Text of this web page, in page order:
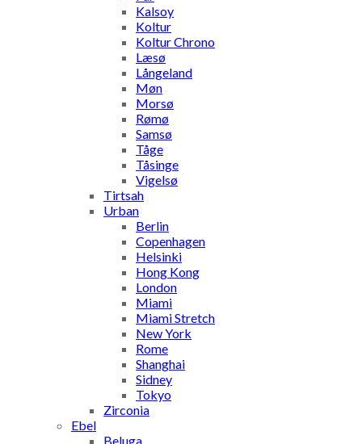
Kalsoy
Koltur
Koltur Chrono
Læsø
Långeland
Møn
Morsø
Rømø
Samsø
Tåge
Tåsinge
Vigelsø
Tirtsah
Urban
Berlin
Copenhagen
Helsinki
Hong Kong
London
Miami
Miami Stretch
New York
Rome
Shanghai
Sidney
Tokyo
Zirconia
Ebel
Beluga